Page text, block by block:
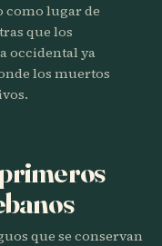
como lugar de
que los
occidental ya
los muertos
que se conservan